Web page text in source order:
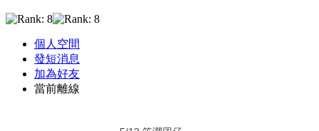
個人空間
發短消息
加為好友
當前離線